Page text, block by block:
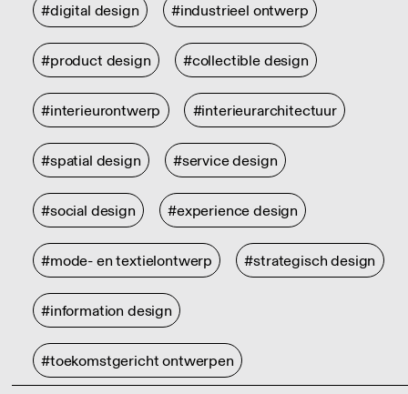
#digital design #industrieel ontwerp
#product design #collectible design
#interieurontwerp #interieurarchitectuur
#spatial design #service design
#social design #experience design
#mode- en textielontwerp #strategisch design
#information design
#toekomstgericht ontwerpen